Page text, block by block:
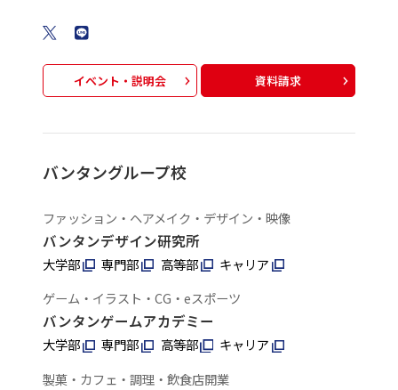
イベント・説明会 資料請求
バンタングループ校
ファッション・ヘアメイク・デザイン・映像
バンタンデザイン研究所
大学部 専門部 高等部
キャリア
ゲーム・イラスト・CG・eスポーツ
バンタンゲームアカデミー
大学部 専門部 高等部
キャリア
製菓・カフェ・調理・飲食店開業